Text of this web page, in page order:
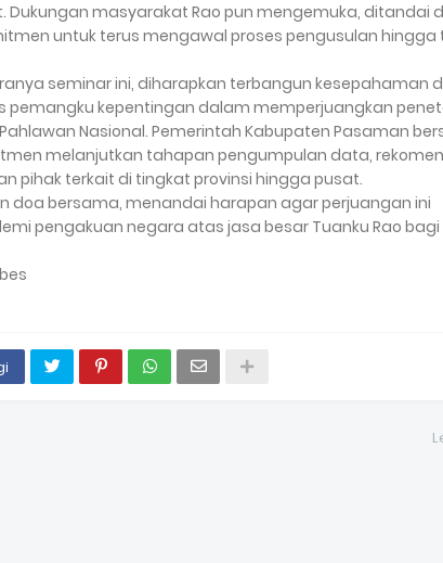
Dukungan masyarakat Rao pun mengemuka, ditandai
untuk terus mengawal proses pengusulan hingga
seminar ini, diharapkan terbangun kesepahaman
pemangku kepentingan dalam memperjuangkan
Nasional. Pemerintah Kabupaten Pasaman
melanjutkan tahapan pengumpulan data,
pihak terkait di tingkat provinsi hingga pusat.
doa bersama, menandai harapan agar perjuangan ini
pengakuan negara atas jasa besar Tuanku Rao